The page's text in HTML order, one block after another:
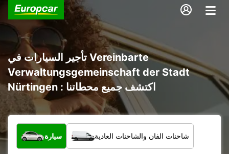
تأجير السيارات في Vereinbarte
Verwaltungsgemeinschaft der Stadt
Nürtingen : اكتشف جميع محطاتنا
ما نوع المركبة؟
سيارة شاحنات الفان والشاحنات العادية